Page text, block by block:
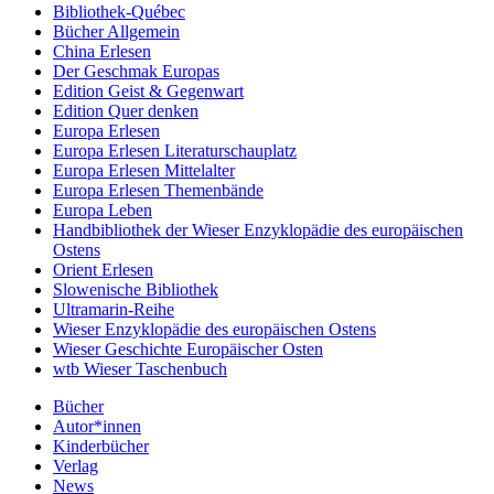
Bibliothek-Québec
Bücher Allgemein
China Erlesen
Der Geschmak Europas
Edition Geist & Gegenwart
Edition Quer denken
Europa Erlesen
Europa Erlesen Literaturschauplatz
Europa Erlesen Mittelalter
Europa Erlesen Themenbände
Europa Leben
Handbibliothek der Wieser Enzyklopädie des europäischen
Ostens
Orient Erlesen
Slowenische Bibliothek
Ultramarin-Reihe
Wieser Enzyklopädie des europäischen Ostens
Wieser Geschichte Europäischer Osten
wtb Wieser Taschenbuch
Bücher
Autor*innen
Kinderbücher
Verlag
News